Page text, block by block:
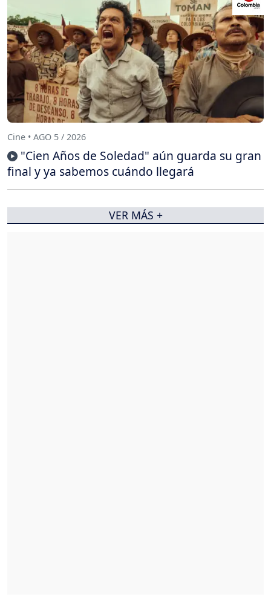
Cine • AGO 5 / 2026
"Cien Años de Soledad" aún guarda su gran
final y ya sabemos cuándo llegará
VER MÁS +